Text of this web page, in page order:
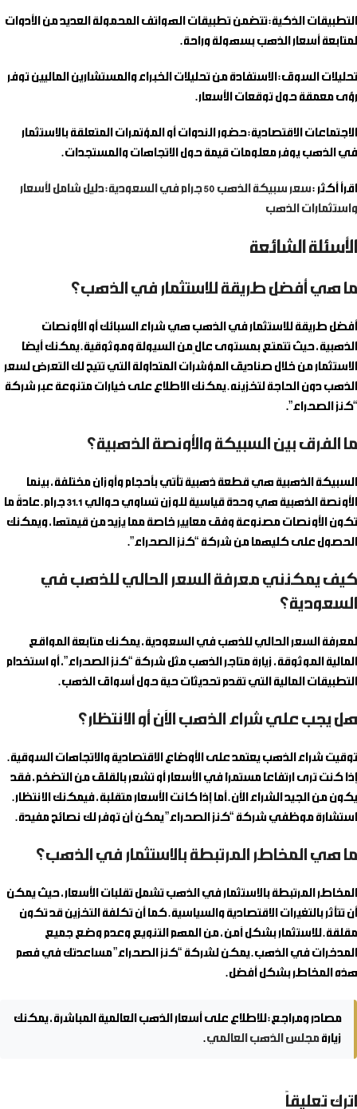
التطبيقات الذكية: تتضمن تطبيقات الهواتف المحمولة العديد من الأدوات
لمتابعة أسعار الذهب بسهولة وراحة.
تحليلات السوق: الاستفادة من تحليلات الخبراء والمستشارين الماليين توفر
رؤى معمقة حول توقعات الأسعار.
الاجتماعات الاقتصادية: حضور الندوات أو المؤتمرات المتعلقة بالاستثمار
في الذهب يوفر معلومات قيمة حول الاتجاهات والمستجدات.
اقرأ أكثر :
سعر سبيكة الذهب 50 جرام في السعودية: دليل شامل لأسعار
واستثمارات الذهب
الأسئلة الشائعة
ما هي أفضل طريقة للاستثمار في الذهب؟
أفضل طريقة للاستثمار في الذهب هي شراء السبائك أو الأونصات
الذهبية، حيث تتمتع بمستوى عالٍ من السيولة وموثوقية. يمكنك أيضًا
الاستثمار من خلال صناديق المؤشرات المتداولة التي تتيح لك التعرض لسعر
الذهب دون الحاجة لتخزينه. يمكنك الاطلاع على خيارات متنوعة عبر شركة
“كنز الصحراء”.
ما الفرق بين السبيكة والأونصة الذهبية؟
السبيكة الذهبية هي قطعة ذهبية تأتي بأحجام وأوزان مختلفة، بينما
الأونصة الذهبية هي وحدة قياسية للوزن تساوي حوالي 31.1 جرام. عادةً ما
تكون الأونصات مصنوعة وفق معايير خاصة مما يزيد من قيمتها، ويمكنك
الحصول على كليهما من شركة “كنز الصحراء”.
كيف يمكنني معرفة السعر الحالي للذهب في
السعودية؟
لمعرفة السعر الحالي للذهب في السعودية، يمكنك متابعة المواقع
المالية الموثوقة، زيارة متاجر الذهب مثل شركة “كنز الصحراء”، أو استخدام
التطبيقات المالية التي تقدم تحديثات حية حول أسواق الذهب.
هل يجب علي شراء الذهب الآن أو الانتظار؟
توقيت شراء الذهب يعتمد على الأوضاع الاقتصادية والاتجاهات السوقية.
إذا كنت ترى ارتفاعًا مستمرًا في الأسعار أو تشعر بالقلق من التضخم، فقد
يكون من الجيد الشراء الآن. أما إذا كانت الأسعار متقلبة، فيمكنك الانتظار.
استشارة موظفي شركة “كنز الصحراء” يمكن أن توفر لك نصائح مفيدة.
ما هي المخاطر المرتبطة بالاستثمار في الذهب؟
المخاطر المرتبطة بالاستثمار في الذهب تشمل تقلبات الأسعار، حيث يمكن
أن تتأثر بالتغيرات الاقتصادية والسياسية. كما أن تكلفة التخزين قد تكون
مقلقة. للاستثمار بشكل آمن، من المهم التنويع وعدم وضع جميع
المدخرات في الذهب. يمكن لشركة “كنز الصحراء” مساعدتك في فهم
هذه المخاطر بشكل أفضل.
مصادر ومراجع: للاطلاع على أسعار الذهب العالمية المباشرة، يمكنك
زيارةمجلس الذهب العالمي.
اترك تعليقاً